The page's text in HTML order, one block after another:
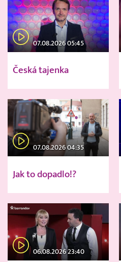
07.08.2026 05:45
Česká tajenka
07.08.2026 04:35
Jak to dopadlo!?
06.08.2026 23:40